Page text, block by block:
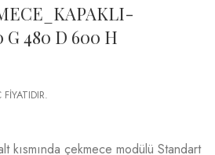
480 D 600 H
kısmında çekmece modülü Standart